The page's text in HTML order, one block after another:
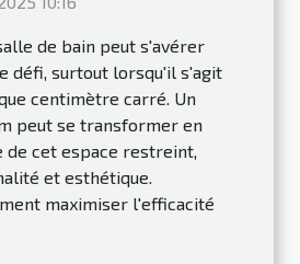
de bain peut s'avérer
défi, surtout lorsqu'il s'agit
centimètre carré. Un
peut se transformer en
de cet espace restreint,
et esthétique.
maximiser l'efficacité